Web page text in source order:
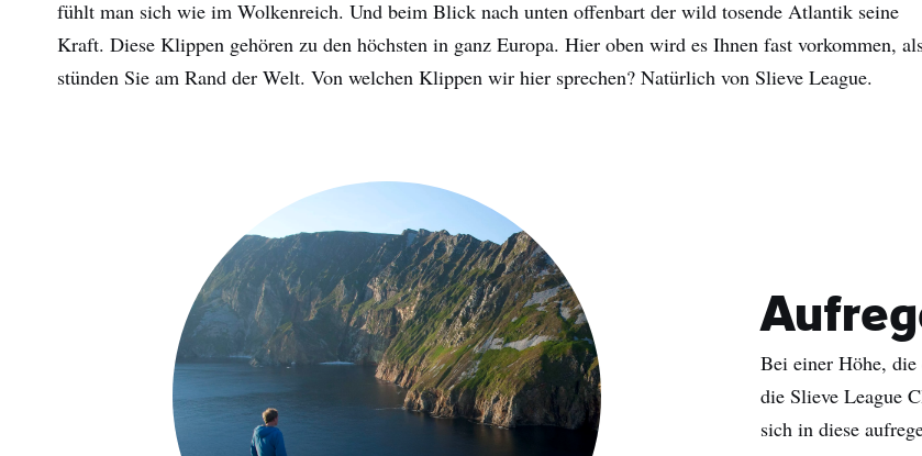
fühlt man sich wie im Wolkenreich. Und beim Blick nach unten offenbart der wild tosende Atlantik seine
Kraft. Diese Klippen gehören zu den höchsten in ganz Europa. Hier oben wird es Ihnen fast vorkommen,
stünden Sie am Rand der Welt. Von welchen Klippen wir hier sprechen? Natürlich von Slieve League.
Bei einer Höhe, die
die Slieve League
sich in diese